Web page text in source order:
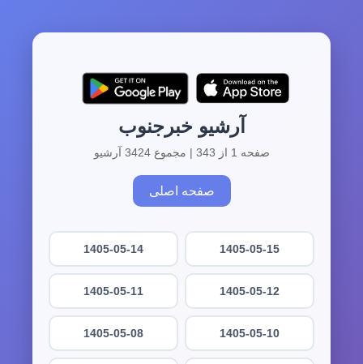
آرشیو خبرجنوب
صفحه 1 از 343 | مجموع 3424 آرشیو
صفحه اصلی
1405-05-15
1405-05-14
1405-05-12
1405-05-11
1405-05-10
1405-05-08